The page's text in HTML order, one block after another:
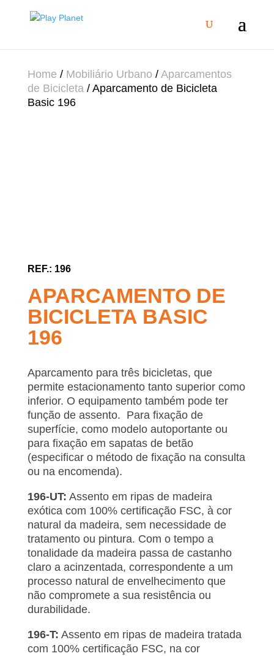
Home / Mobiliário Urbano / Aparcamentos
de Bicicleta/ Aparcamento de Bicicleta
Basic 196
196
APARCAMENTO DE
BICICLETA BASIC
196
Aparcamento para três bicicletas, que
permite estacionamento tanto superior como
inferior. O equipamento também pode ter
função de assento. Para fixação de
superfície, como modelo autoportante ou
para fixação em sapatas de betão
(especificar o método de fixação na consulta
ou na encomenda).
196-UT: Assento em ripas de madeira
exótica com 100% certificação FSC, à cor
natural da madeira, sem necessidade de
tratamento ou pintura. Com o tempo a
tonalidade da madeira passa de castanho
claro a acinzentada, correspondente a um
processo natural de envelhecimento que
não compromete a sua resistência ou
durabilidade.
196-T: Assento em ripas de madeira tratada
com 100% certificação FSC, na cor